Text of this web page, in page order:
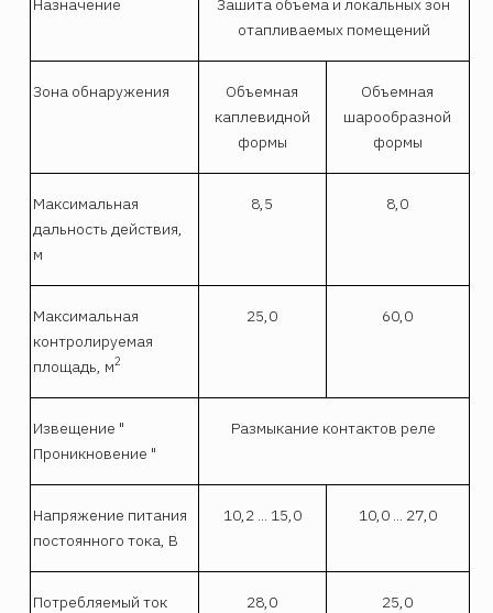
отапливаемых помещений
Зона обнаружения
Объемная
каплевидной
формы
Объемная
шарообразной
формы
Максимальная
дальность действия,
м
8,5 8,0
Максимальная
контролируемая
площадь, м2
25,0 60,0
Извещение "
Проникновение "
Размыкание контактов реле
Напряжение питания
постоянного тока, В
10,2 ... 15,0 10,0 ... 27,0
Потребляемый ток
28,0 25,0